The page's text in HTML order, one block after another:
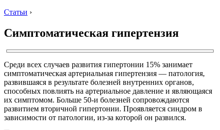
Статьи ›
Симптоматическая гипертензия
Среди всех случаев развития гипертонии 15% занимает
симптоматическая артериальная гипертензия ― патология,
развившаяся в результате болезней внутренних органов,
способных повлиять на артериальное давление и являющаяся
их симптомом. Больше 50-и болезней сопровождаются
развитием вторичной гипертонии. Проявляется синдром в
зависимости от патологии, из-за которой он развился.